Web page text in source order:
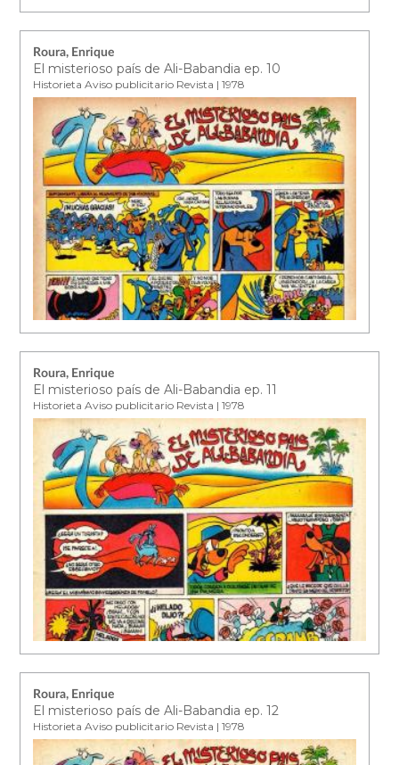
Roura, Enrique
El misterioso país de Ali-Babandia ep. 10
Historieta Aviso publicitario Revista | 1978
Roura, Enrique
El misterioso país de Ali-Babandia ep. 11
Historieta Aviso publicitario Revista | 1978
Roura, Enrique
El misterioso país de Ali-Babandia ep. 12
Historieta Aviso publicitario Revista | 1978